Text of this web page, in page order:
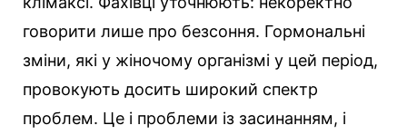
говорити лише про безсоння. Гормональні
зміни, які у жіночому організмі у цей період,
провокують досить широкий спектр
проблем. Це і проблеми із засинанням, і